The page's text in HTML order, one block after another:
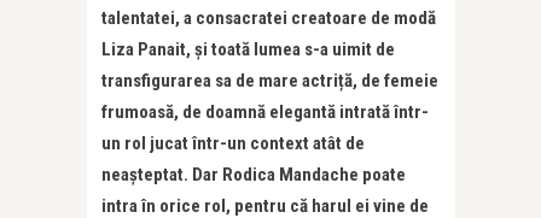
talentatei, a consacratei creatoare de modă
Liza Panait, și toată lumea s-a uimit de
transfigurarea sa de mare actriță, de femeie
frumoasă, de doamnă elegantă intrată într-
un rol jucat într-un context atât de
neașteptat. Dar Rodica Mandache poate
intra în orice rol, pentru că harul ei vine de